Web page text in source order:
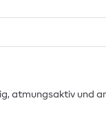
atmungsaktiv und